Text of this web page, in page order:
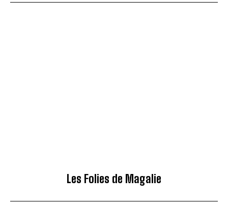
Les Folies de Magalie